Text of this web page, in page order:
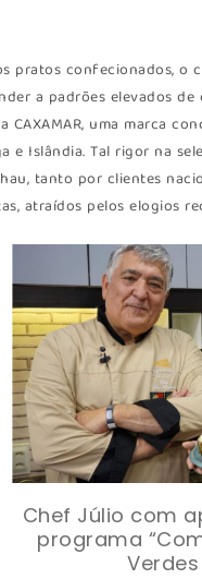
pratos confecionados,
a padrões elevados
CAXAMAR, uma marca
e Islândia. Tal rigor na
tanto por clientes
atraídos pelos elogios
Chef Júlio com
programa